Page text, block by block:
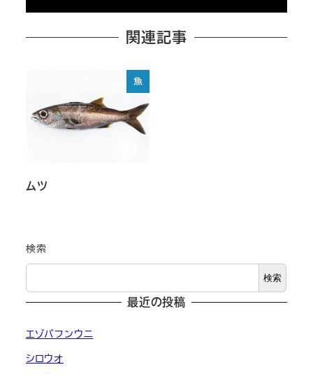
関連記事
魚
ムツ
検索
検索
最近の投稿
エゾバフンウニ
シロウオ